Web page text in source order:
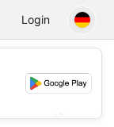
Login